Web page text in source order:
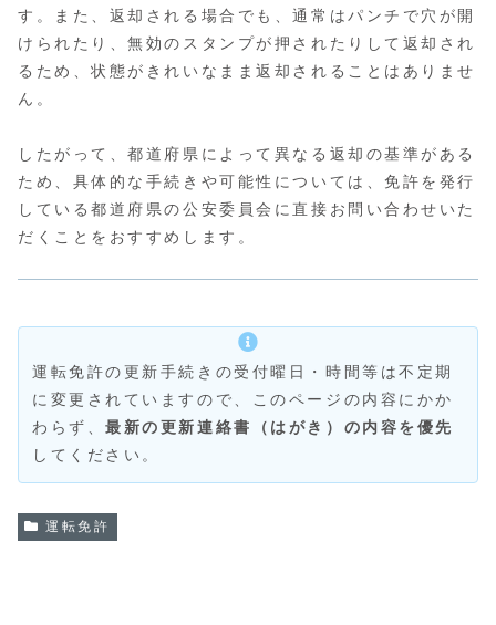
す。また、返却される場合でも、通常はパンチで穴が開
けられたり、無効のスタンプが押されたりして返却され
るため、状態がきれいなまま返却されることはありませ
ん。
したがって、都道府県によって異なる返却の基準がある
ため、具体的な手続きや可能性については、免許を発行
している都道府県の公安委員会に直接お問い合わせいた
だくことをおすすめします。
運転免許の更新手続きの受付曜日・時間等は不定期
に変更されていますので、このページの内容にかか
わらず、最新の更新連絡書（はがき）の内容を優先
してください。
運転免許